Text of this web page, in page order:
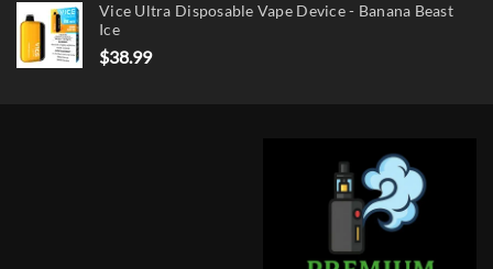
Vice Ultra Disposable Vape Device - Banana Beast
Ice
$38.99